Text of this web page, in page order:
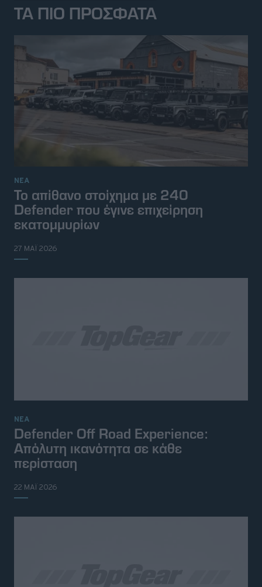
ΤΑ ΠΙΟ ΠΡΟΣΦΑΤΑ
ΝΕΑ
Το απίθανο στοίχημα με 240
Defender που έγινε επιχείρηση
εκατομμυρίων
27 ΜΑΪ 2026
ΝΕΑ
Defender Off Road Experience:
Απόλυτη ικανότητα σε κάθε
περίσταση
22 ΜΑΪ 2026